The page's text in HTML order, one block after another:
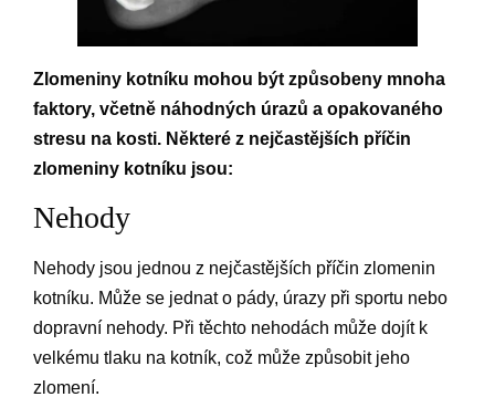
Zlomeniny kotníku mohou být způsobeny mnoha
faktory, včetně náhodných úrazů a opakovaného
stresu na kosti. Některé z nejčastějších příčin
zlomeniny kotníku jsou:
Nehody
Nehody jsou jednou z nejčastějších příčin zlomenin
kotníku. Může se jednat o pády, úrazy při sportu nebo
dopravní nehody. Při těchto nehodách může dojít k
velkému tlaku na kotník, což může způsobit jeho
zlomení.